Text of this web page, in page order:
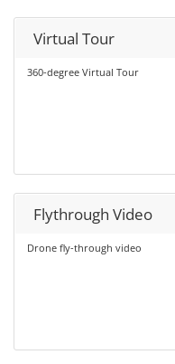
Virtual Tour
360-degree Virtual Tour
Flythrough Video
Drone fly-through video